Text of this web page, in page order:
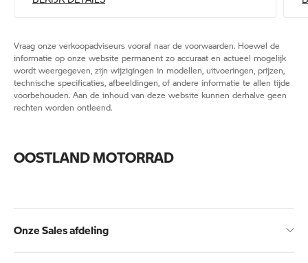
Vraag onze verkoopadviseurs vooraf naar de voorwaarden. Hoewel de
informatie op onze website permanent zo accuraat en actueel mogelijk
wordt weergegeven, zijn wijzigingen in modellen, uitvoeringen, prijzen,
technische specificaties, afbeeldingen, of andere informatie te allen tijde
voorbehouden. Aan de inhoud van deze website kunnen derhalve geen
rechten worden ontleend.
OOSTLAND MOTORRAD
Onze Sales afdeling